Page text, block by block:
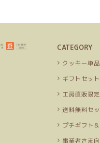
CATEGORY
クッキー単品
ギフトセット
工房直販限
送料無料セ
プチギフト
事業者さま